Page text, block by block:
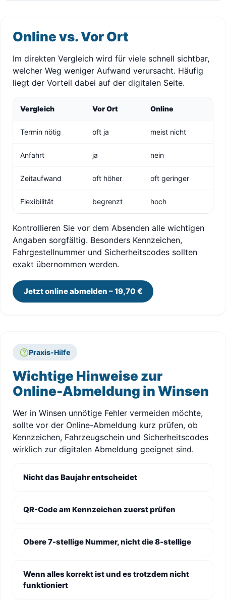
Online vs. Vor Ort
Im direkten Vergleich wird für viele schnell sichtbar,
welcher Weg weniger Aufwand verursacht. Häufig
liegt der Vorteil dabei auf der digitalen Seite.
Vergleich Vor Ort Online
Termin nötig oft ja meist nicht
Anfahrt ja nein
Zeitaufwand oft höher oft geringer
Flexibilität begrenzt hoch
Kontrollieren Sie vor dem Absenden alle wichtigen
Angaben sorgfältig. Besonders Kennzeichen,
Fahrgestellnummer und Sicherheitscodes sollten
exakt übernommen werden.
Jetzt online abmelden – 19,70 €
Praxis-Hilfe
Wichtige Hinweise zur
Online-Abmeldung in Winsen
Wer in Winsen unnötige Fehler vermeiden möchte,
sollte vor der Online-Abmeldung kurz prüfen, ob
Kennzeichen, Fahrzeugschein und Sicherheitscodes
wirklich zur digitalen Abmeldung geeignet sind.
Nicht das Baujahr entscheidet
QR-Code am Kennzeichen zuerst prüfen
Obere 7-stellige Nummer, nicht die 8-stellige
Wenn alles korrekt ist und es trotzdem nicht
funktioniert